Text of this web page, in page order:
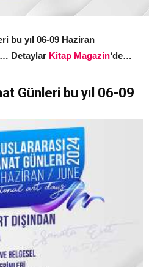
bu yıl 06-09 Haziran
Detaylar Kitap Magazin‘de…
Günleri bu yıl 06-09